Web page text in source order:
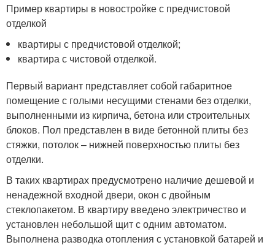
Пример квартиры в новостройке с предчистовой
отделкой
квартиры с предчистовой отделкой;
квартира с чистовой отделкой.
Первый вариант представляет собой габаритное
помещение с голыми несущими стенами без отделки,
выполненными из кирпича, бетона или строительных
блоков. Пол представлен в виде бетонной плиты без
стяжки, потолок – нижней поверхностью плиты без
отделки.
В таких квартирах предусмотрено наличие дешевой и
ненадежной входной двери, окон с двойным
стеклопакетом. В квартиру введено электричество и
установлен небольшой щит с одним автоматом.
Выполнена разводка отопления с установкой батарей и